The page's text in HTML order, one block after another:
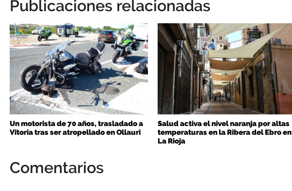
Publicaciones relacionadas
Un motorista de 70 años, trasladado a
Vitoria tras ser atropellado en Ollauri
Salud activa el nivel naranja por altas
temperaturas en la Ribera del Ebro en
La Rioja
Comentarios